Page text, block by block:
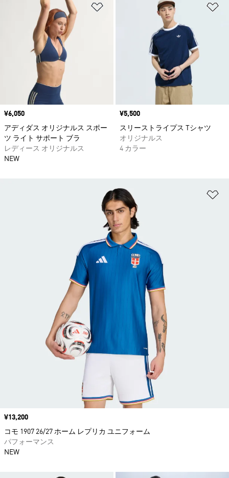
ほしいものリストに追加
価格
¥6,050
アディダス オリジナルス スポー
ツ ライト サポート ブラ
レディース オリジナルス
NEW
価格
¥5,500
スリーストライプス Tシャツ
オリジナルス
4 カラー
価格
¥13,200
コモ 1907 26/27 ホーム レプリカ ユニフォーム
パフォーマンス
NEW